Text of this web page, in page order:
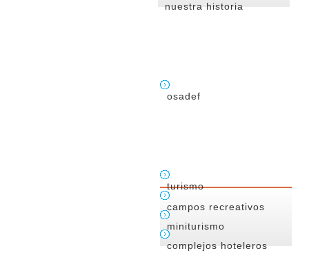
nuestra historia
osadef
turismo
campos recreativos
miniturismo
complejos hoteleros